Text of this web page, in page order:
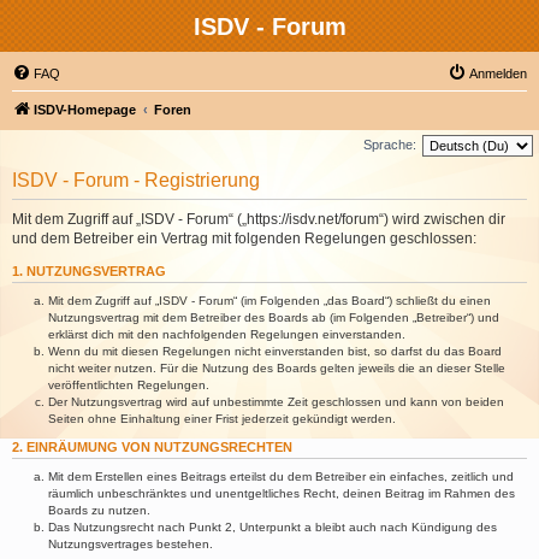
ISDV - Forum
FAQ Anmelden
ISDV-Homepage Foren
Sprache:
ISDV - Forum - Registrierung
Mit dem Zugriff auf „ISDV - Forum“ („https://isdv.net/forum“) wird zwischen dir
und dem Betreiber ein Vertrag mit folgenden Regelungen geschlossen:
1. NUTZUNGSVERTRAG
Mit dem Zugriff auf „ISDV - Forum“ (im Folgenden „das Board“) schließt du einen
Nutzungsvertrag mit dem Betreiber des Boards ab (im Folgenden „Betreiber“) und
erklärst dich mit den nachfolgenden Regelungen einverstanden.
Wenn du mit diesen Regelungen nicht einverstanden bist, so darfst du das Board
nicht weiter nutzen. Für die Nutzung des Boards gelten jeweils die an dieser Stelle
veröffentlichten Regelungen.
Der Nutzungsvertrag wird auf unbestimmte Zeit geschlossen und kann von beiden
Seiten ohne Einhaltung einer Frist jederzeit gekündigt werden.
2. EINRÄUMUNG VON NUTZUNGSRECHTEN
Mit dem Erstellen eines Beitrags erteilst du dem Betreiber ein einfaches, zeitlich und
räumlich unbeschränktes und unentgeltliches Recht, deinen Beitrag im Rahmen des
Boards zu nutzen.
Das Nutzungsrecht nach Punkt 2, Unterpunkt a bleibt auch nach Kündigung des
Nutzungsvertrages bestehen.